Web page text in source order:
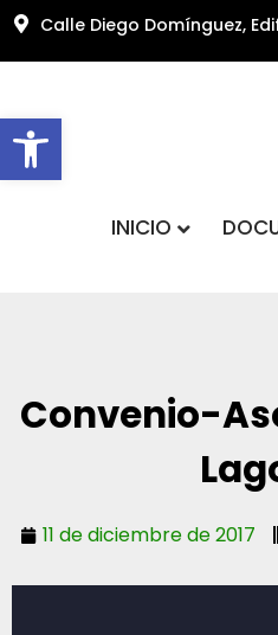
Abrir barra
Calle Diego Domínguez,
INICIO
Convenio-
11 de diciembre de 2017